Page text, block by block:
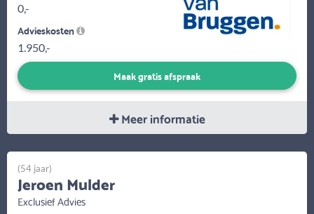
0,-
Advieskosten
1.950,-
Maak gratis afspraak
Meer informatie
(54 jaar)
Jeroen Mulder
Exclusief Advies